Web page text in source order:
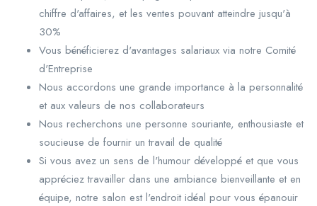
chiffre d'affaires, et les ventes pouvant atteindre jusqu'à
30%
Vous bénéficierez d'avantages salariaux via notre Comité
d'Entreprise
Nous accordons une grande importance à la personnalité
et aux valeurs de nos collaborateurs
Nous recherchons une personne souriante, enthousiaste et
soucieuse de fournir un travail de qualité
Si vous avez un sens de l'humour développé et que vous
appréciez travailler dans une ambiance bienveillante et en
équipe, notre salon est l'endroit idéal pour vous épanouir